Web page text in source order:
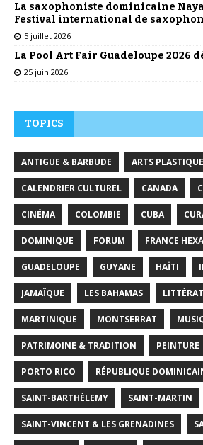
La saxophoniste dominicaine
Festival international de
5 juillet 2026
La Pool Art Fair Guadeloupe 2026
25 juin 2026
TOPICS
ANTIGUE & BARBUDE ARTS
CALENDRIER CULTUREL CANADA
CINÉMA COLOMBIE CUBA
DOMINIQUE FORUM FRANCE
GUADELOUPE GUYANE HAÏTI
JAMAÏQUE LES BAHAMAS
MARTINIQUE MONTSERRAT
PATRIMOINE & TRADITION PEINTURE
PORTO RICO RÉPUBLIQUE
SAINT-BARTHÉLEMY SAINT-MARTIN
SAINT-VINCENT & LES GRENADINES